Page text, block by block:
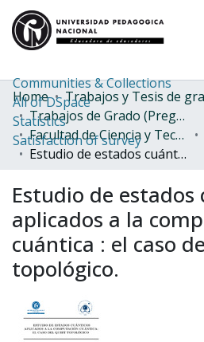
Communities & Collections
All of DSpace
Statistics
Satisfaction of survey
Home
Trabajos y Tesis de
Trabajos de Grado (Pregrado)
Facultad de Ciencia y Tecnología
Estudio de estados cuánticos aplicados a la computación cuántica : el caso del qubit topológico.
Estudio de estados
aplicados a la
cuántica : el caso
topológico.